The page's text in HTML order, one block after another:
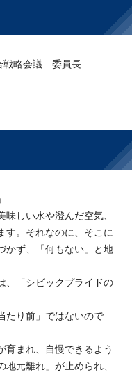
戦略会議 委員長
…
しい水や澄んだ空気、
す。それなのに、そこに
かず、「何もない」と地
、「シビックプライドの
たり前」ではないので
育まれ、自慢できるよう
元離れ」が止められ、